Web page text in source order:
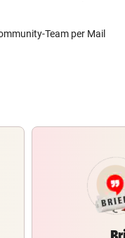
Team per Mail